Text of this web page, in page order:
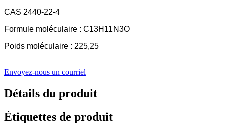
CAS 2440-22-4
Formule moléculaire : C13H11N3O
Poids moléculaire : 225,25
Envoyez-nous un courriel
Détails du produit
Étiquettes de produit